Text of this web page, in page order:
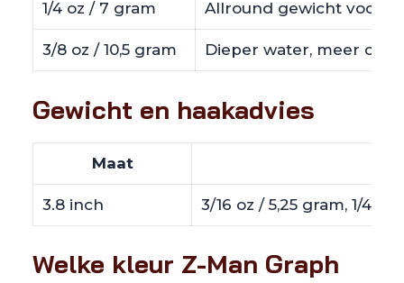
1/4 oz / 7 gram Allround gewicht voor
3/8 oz / 10,5 gram Dieper water, meer
Gewicht en haakadvies
Maat
3.8 inch 3/16 oz / 5,25 gram, 1/4
Welke kleur Z-Man Graph